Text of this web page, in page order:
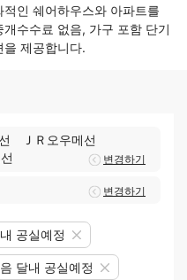
인 쉐어하우스와 아파트를
수수료 없음, 가구 포함 단기
제공합니다.
ＪＲ오우메선
변경하기
변경하기
공실예정
달내 공실예정